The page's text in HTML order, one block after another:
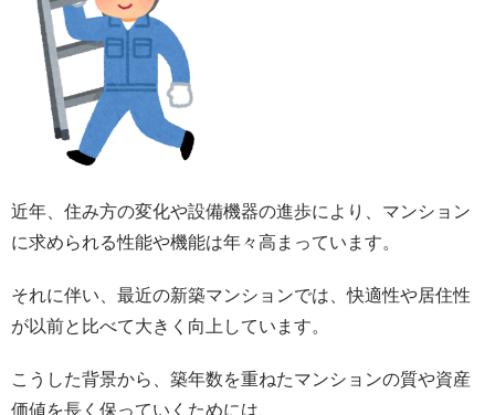
近年、住み方の変化や設備機器の進歩により、マンション
に求められる性能や機能は年々高まっています。
それに伴い、最近の新築マンションでは、快適性や居住性
が以前と比べて大きく向上しています。
こうした背景から、築年数を重ねたマンションの質や資産
価値を長く保っていくためには、